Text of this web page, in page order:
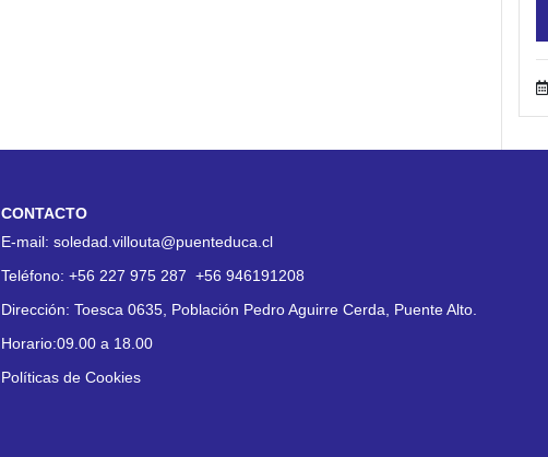
CONTACTO
E-mail: soledad.villouta@puenteduca.cl
Teléfono: +56 227 975 287 +56 946191208
Dirección: Toesca 0635, Población Pedro Aguirre Cerda, Puente Alto.
Horario:09.00 a 18.00
Políticas de Cookies